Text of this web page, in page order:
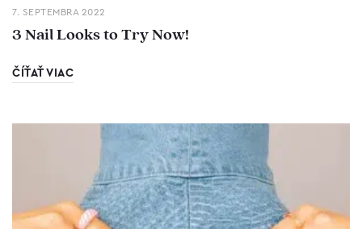
7. SEPTEMBRA 2022
3 Nail Looks to Try Now!
ČÍŤAŤ VIAC